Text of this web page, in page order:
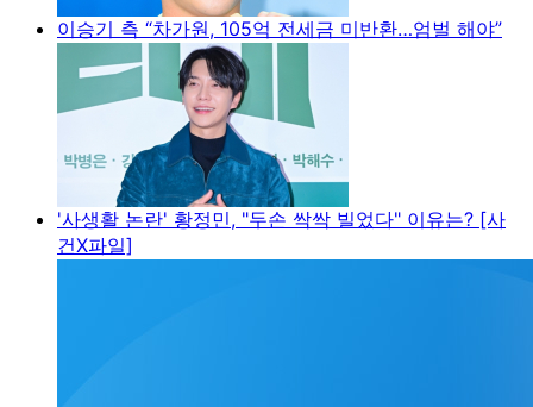
이승기 측 “차가원, 105억 전세금 미반환…엄벌 해야”
'사생활 논란' 황정민, "두손 싹싹 빌었다" 이유는? [사
건X파일]